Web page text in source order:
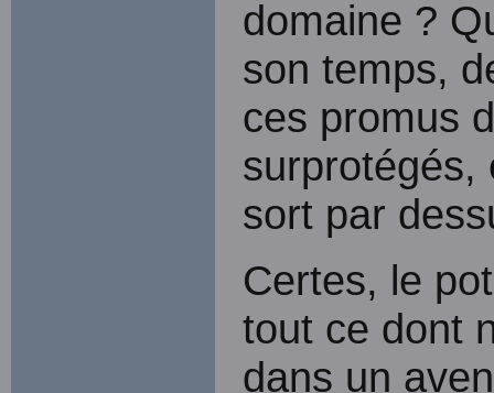
domaine ?
son temps,
ces promus
surprotégés,
sort par
Certes, le
tout ce dont
dans un